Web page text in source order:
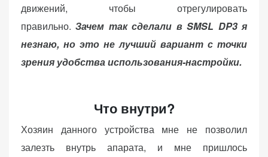
движений, чтобы отрегулировать
правильно.Зачем так сделали в SMSL DP3 я
незнаю, но это не лучший вариант с точки
зрения удобства использования-настройки.
Что внутри?
Хозяин данного устройства мне не позволил
залезть внутрь апарата, и мне пришлось